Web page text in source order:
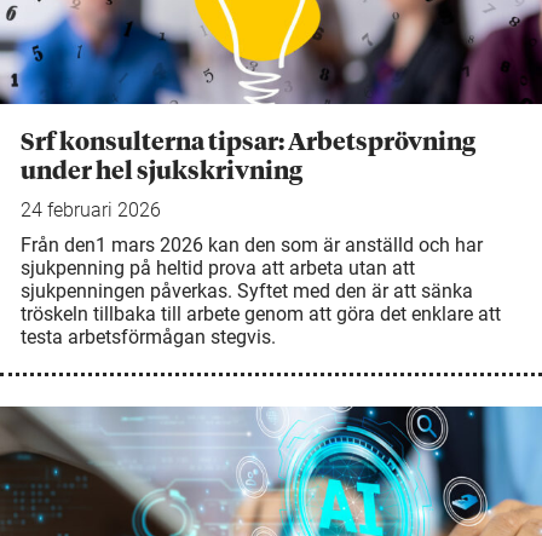
Srf konsulterna tipsar: Arbetsprövning
under hel sjukskrivning
24 februari 2026
Från den1 mars 2026 kan den som är anställd och har
sjukpenning på heltid prova att arbeta utan att
sjukpenningen påverkas. Syftet med den är att sänka
tröskeln tillbaka till arbete genom att göra det enklare att
testa arbetsförmågan stegvis.